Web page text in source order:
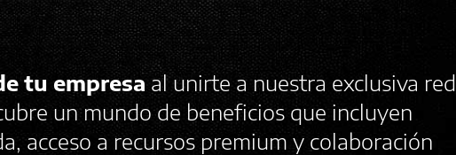
tu empresaal unirte a nuestra exclusiva red
un mundo de beneficios que incluyen
acceso a recursos premium y colaboración